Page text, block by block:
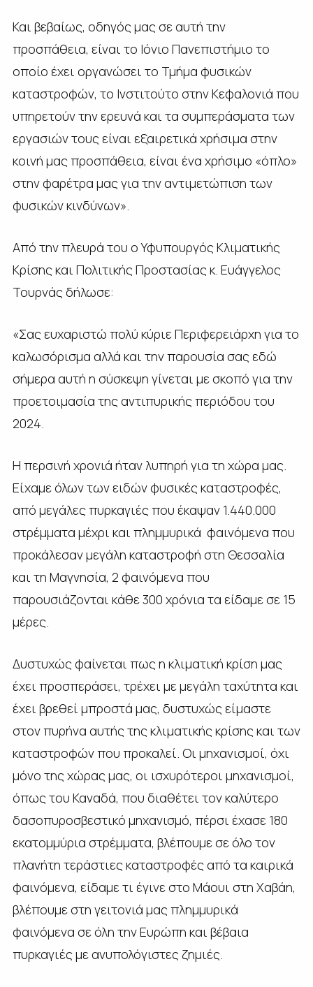
Και βεβαίως, οδηγός μας σε αυτή την
προσπάθεια, είναι το Ιόνιο Πανεπιστήμιο το
οποίο έχει οργανώσει το Τμήμα φυσικών
καταστροφών, το Ινστιτούτο στην Κεφαλονιά που
υπηρετούν την ερευνά και τα συμπεράσματα των
εργασιών τους είναι εξαιρετικά χρήσιμα στην
κοινή μας προσπάθεια, είναι ένα χρήσιμο «όπλο»
στην φαρέτρα μας για την αντιμετώπιση των
φυσικών κινδύνων».
Από την πλευρά του ο Υφυπουργός Κλιματικής
Κρίσης και Πολιτικής Προστασίας κ. Ευάγγελος
Τουρνάς δήλωσε:
«Σας ευχαριστώ πολύ κύριε Περιφερειάρχη για το
καλωσόρισμα αλλά και την παρουσία σας εδώ
σήμερα αυτή η σύσκεψη γίνεται με σκοπό για την
προετοιμασία της αντιπυρικής περιόδου του
2024.
Η περσινή χρονιά ήταν λυπηρή για τη χώρα μας.
Είχαμε όλων των ειδών φυσικές καταστροφές,
από μεγάλες πυρκαγιές που έκαψαν 1.440.000
στρέμματα μέχρι και πλημμυρικά φαινόμενα που
προκάλεσαν μεγάλη καταστροφή στη Θεσσαλία
και τη Μαγνησία, 2 φαινόμενα που
παρουσιάζονται κάθε 300 χρόνια τα είδαμε σε 15
μέρες.
Δυστυχώς φαίνεται πως η κλιματική κρίση μας
έχει προσπεράσει, τρέχει με μεγάλη ταχύτητα και
έχει βρεθεί μπροστά μας, δυστυχώς είμαστε
στον πυρήνα αυτής της κλιματικής κρίσης και των
καταστροφών που προκαλεί. Οι μηχανισμοί, όχι
μόνο της χώρας μας, οι ισχυρότεροι μηχανισμοί,
όπως του Καναδά, που διαθέτει τον καλύτερο
δασοπυροσβεστικό μηχανισμό, πέρσι έχασε 180
εκατομμύρια στρέμματα, βλέπουμε σε όλο τον
πλανήτη τεράστιες καταστροφές από τα καιρικά
φαινόμενα, είδαμε τι έγινε στο Μάουι στη Χαβάη,
βλέπουμε στη γειτονιά μας πλημμυρικά
φαινόμενα σε όλη την Ευρώπη και βέβαια
πυρκαγιές με ανυπολόγιστες ζημιές.